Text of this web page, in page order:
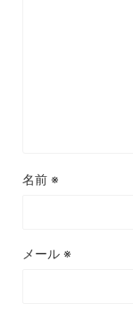
名前 ※
メール ※